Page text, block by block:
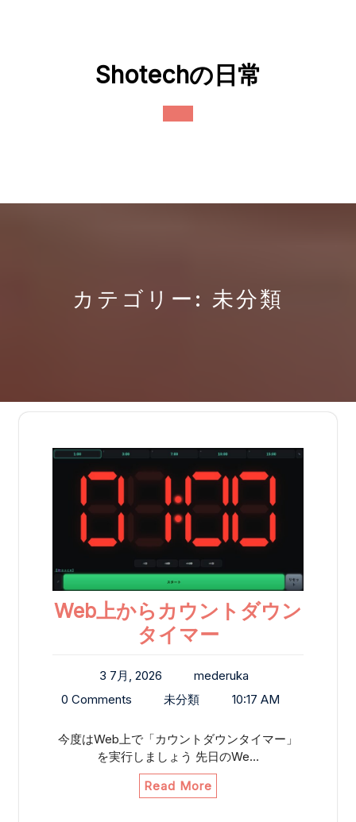
Shotechの日常
カテゴリー: 未分類
Web上からカウントダウン
タイマー
3 7月, 2026
mederuka
0 Comments
未分類 10:17 AM
今度はWeb上で「カウントダウンタイマー」
を実行しましょう 先日のWe…
Read More